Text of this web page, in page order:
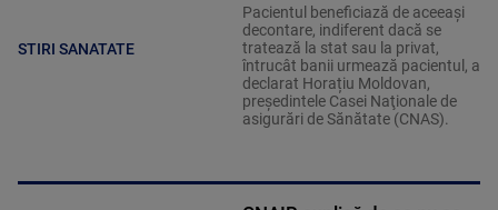
STIRI SANATATE
Pacientul beneficiază de aceeași
decontare, indiferent dacă se
tratează la stat sau la privat,
întrucât banii urmează pacientul, a
declarat Horațiu Moldovan,
președintele Casei Naţionale de
asigurări de Sănătate (CNAS).